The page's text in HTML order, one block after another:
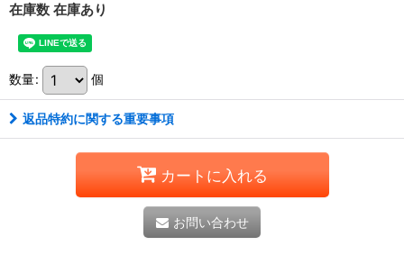
在庫数 在庫あり
数量: 個
返品特約に関する重要事項
カートに入れる
お問い合わせ